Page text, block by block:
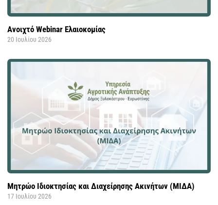
Ανοιχτό Webinar Ελαιοκομίας
20 Ιουλίου 2026
Μητρώο Ιδιοκτησίας και Διαχείρησης Ακινήτων (ΜΙΔΑ)
17 Ιουλίου 2026